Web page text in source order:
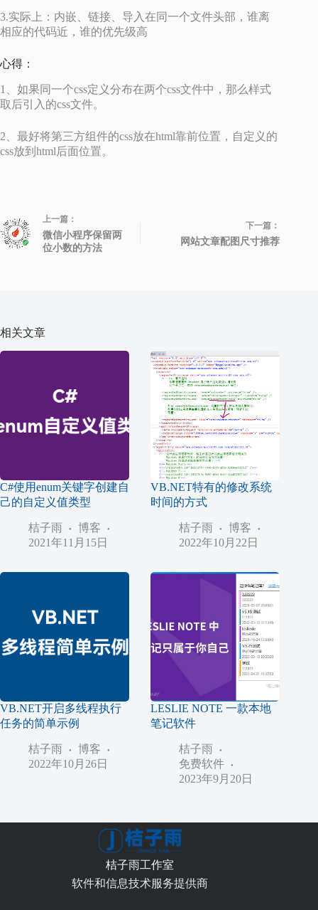
3.实际上：内嵌、链接、导入在同一个文件头部，谁离
相应的代码近，谁的优先级高
心得：
1、如果同一个css定义分布在两个css文件中，那么样式
取后引入的css文件。
2、最好将第三方组件的css放在html靠前位置，自定义的
css放到html后面位置。
上一篇：
微信小程序保留两
位小数的方法
下一篇：
网站文章配图尺寸推荐
相关文章
C#使用enum关键字创建自
己的自定义值类型
桔子雨
博客
2021年11月15日
VB.NET特有的修改系统
时间的方式
桔子雨
博客
2022年10月22日
VB.NET开启多线程执行
任务的简单示例
桔子雨
博客
2022年10月26日
LESLIE NOTE 一款本地
笔记软件
桔子雨
免费软件
2023年9月20日
桔子雨工作室
软件和信息技术服务提供商